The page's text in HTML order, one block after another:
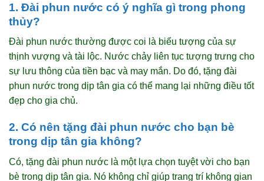
1. Đài phun nước có ý nghĩa gì trong phong
thủy?
Đài phun nước thường được coi là biểu tượng của sự
thịnh vượng và tài lộc. Nước chảy liên tục tượng trưng cho
sự lưu thông của tiền bạc và may mắn. Do đó, tặng đài
phun nước trong dịp tân gia có thể mang lại những điều tốt
đẹp cho gia chủ.
2. Có nên tặng đài phun nước cho bạn bè
trong dịp tân gia không?
Có, tặng đài phun nước là một lựa chọn tuyệt vời cho bạn
bè trong dịp tân gia. Nó không chỉ giúp trang trí không gian